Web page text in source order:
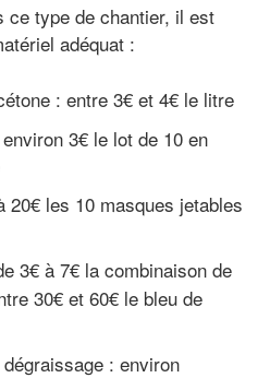
ce type de chantier, il est
adéquat :
: entre 3€ et 4€ le litre
3€ le lot de 10 en
20€ les 10 masques jetables
3€ à 7€ la combinaison de
30€ et 60€ le bleu de
: environ